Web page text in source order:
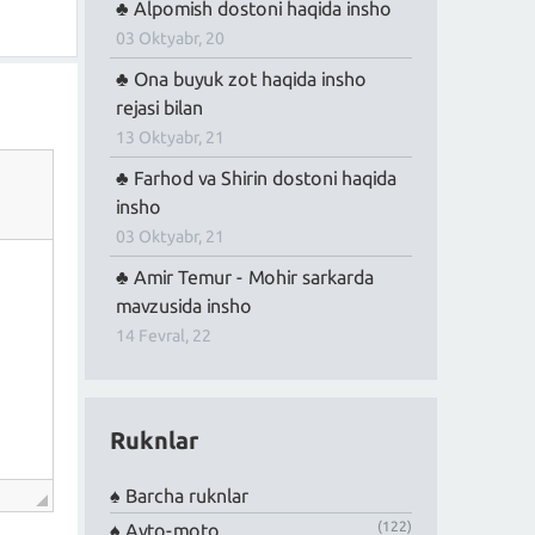
Alpomish dostoni haqida insho
03 Oktyabr, 20
Ona buyuk zot haqida insho
rejasi bilan
13 Oktyabr, 21
Farhod va Shirin dostoni haqida
insho
03 Oktyabr, 21
Amir Temur - Mohir sarkarda
mavzusida insho
14 Fevral, 22
Ruknlar
Barcha ruknlar
Avto-moto
(122)